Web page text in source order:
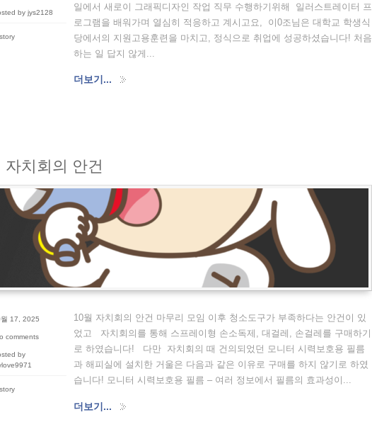
by jys2128
일에서 새로이 그래픽디자인 작업 직무 수행하기위해 일러스트레이터 프
로그램을 배워가며 열심히 적응하고 계시고요, 이0조님은 대학교 학생식
당에서의 지원고용훈련을 마치고, 정식으로 취업에 성공하셨습니다! 처음
하는 일 답지 않게...
더보기...
자치회의 안건
월 17, 2025
comments
by
10월 자치회의 안건 마무리 모임 이후 청소도구가 부족하다는 안건이 있
었고 자치회의를 통해 스프레이형 손소독제, 대걸레, 손걸레를 구매하기
로 하였습니다! 다만 자치회의 때 건의되었던 모니터 시력보호용 필름
과 해피실에 설치한 거울은 다음과 같은 이유로 구매를 하지 않기로 하였
습니다! 모니터 시력보호용 필름 – 여러 정보에서 필름의 효과성이...
더보기...